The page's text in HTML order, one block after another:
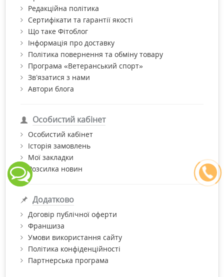
Редакційна політика
Сертифікати та гарантії якості
Що таке Фітоблог
Інформація про доставку
Політика повернення та обміну товару
Програма «Ветеранський спорт»
Зв’язатися з нами
Автори блога
Особистий кабінет
Особистий кабінет
Історія замовлень
Мої закладки
Розсилка новин
Додатково
Договір публічної оферти
Франшиза
Умови використання сайту
Політика конфіденційності
Партнерська програма